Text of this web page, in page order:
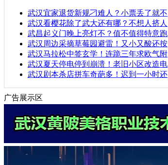
武汉宜家退货新规刁难人？小票丢了就不
武汉看樱花除了武大还有哪？不想人挤人
武昌起义门晚上亮灯不？值不值得特意跑
武汉周边采摘草莓园避雷！又小又酸还按
武汉马拉松中签玄学！连跪三年求欧气附
武汉夏天停电停到崩溃！老旧小区改造电
武汉剧本杀店拼车奇葩多！迟到一小时还
广告展示区